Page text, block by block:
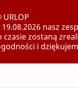
URLOP
nasz
czasie zostaną
i